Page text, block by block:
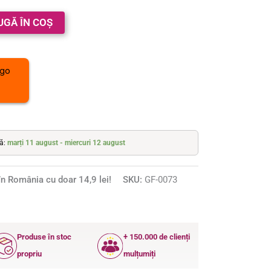
ÎN COȘ
marți 11 august - miercuri 12 august
România cu doar 14,9 lei! SKU: GF-0073
Produse în stoc
propriu
+ 150.000 de clienți
mulțumiți